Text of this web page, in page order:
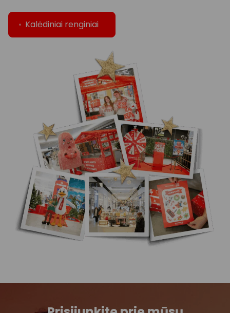
Kalėdiniai renginiai